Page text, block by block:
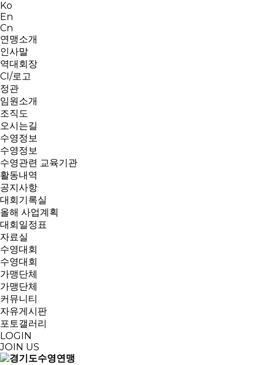
Ko
En
Cn
연맹소개
인사말
역대회장
CI/로고
정관
임원소개
조직도
오시는길
수영정보
수영정보
수영관련 교육기관
활동내역
공지사항
대회기록실
올해 사업계획
대회일정표
자료실
수영대회
수영대회
가맹단체
가맹단체
커뮤니티
자유게시판
포토갤러리
LOGIN
JOIN US